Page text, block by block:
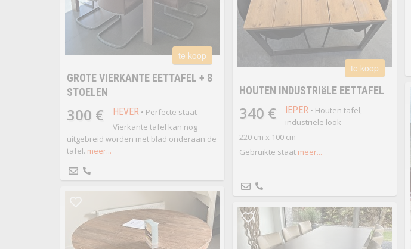
te koop
HOUTEN INDUSTRIëLE EETTAFEL
340 € IEPER • Houten tafel,
industriële look
220 cm x 100 cm
Gebruikte staat meer...
te koop
GROTE VIERKANTE EETTAFEL + 8
STOELEN
300 € HEVER • Perfecte staat
Vierkante tafel kan nog
uitgebreid worden met blad onderaan de
tafel. meer...